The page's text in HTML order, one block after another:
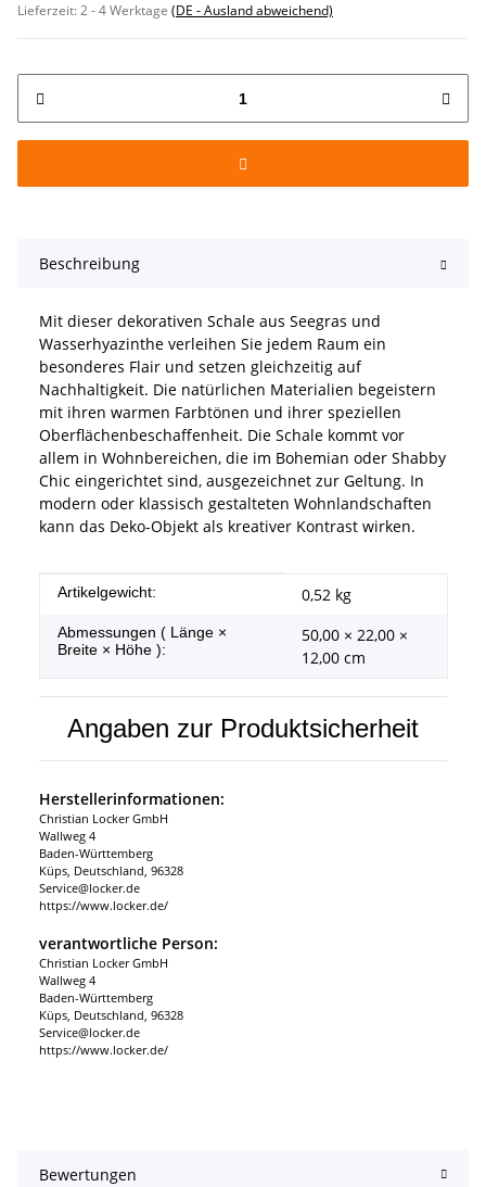
Lieferzeit:2 - 4 Werktage (DE - Ausland abweichend)
Beschreibung
Mit dieser dekorativen Schale aus Seegras und
Wasserhyazinthe verleihen Sie jedem Raum ein
besonderes Flair und setzen gleichzeitig auf
Nachhaltigkeit. Die natürlichen Materialien begeistern
mit ihren warmen Farbtönen und ihrer speziellen
Oberflächenbeschaffenheit. Die Schale kommt vor
allem in Wohnbereichen, die im Bohemian oder Shabby
Chic eingerichtet sind, ausgezeichnet zur Geltung. In
modern oder klassisch gestalteten Wohnlandschaften
kann das Deko-Objekt als kreativer Kontrast wirken.
Produkteigenschaft
Wert
Artikelgewicht: 0,52 kg
Abmessungen ( Länge ×
Breite × Höhe ):
50,00 × 22,00 ×
12,00 cm
Angaben zur Produktsicherheit
Herstellerinformationen:
Christian Locker GmbH
Wallweg 4
Baden-Württemberg
Küps, Deutschland, 96328
Service@locker.de
https://www.locker.de/
verantwortliche Person:
Christian Locker GmbH
Wallweg 4
Baden-Württemberg
Küps, Deutschland, 96328
Service@locker.de
https://www.locker.de/
Bewertungen